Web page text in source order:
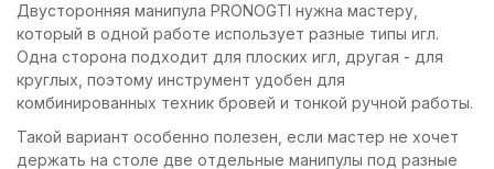
Двусторонняя манипула PRONOGTI нужна мастеру,
который в одной работе использует разные типы игл.
Одна сторона подходит для плоских игл, другая - для
круглых, поэтому инструмент удобен для
комбинированных техник бровей и тонкой ручной работы.
Такой вариант особенно полезен, если мастер не хочет
держать на столе две отдельные манипулы под разные